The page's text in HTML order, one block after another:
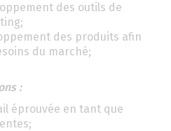
des outils de
des produits afin
du marché;
:
éprouvée en tant que